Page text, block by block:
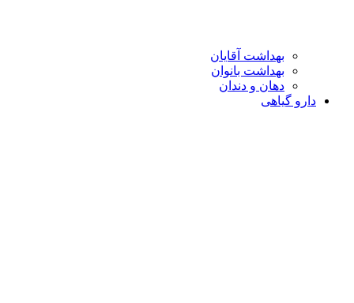
بهداشت آقایان
بهداشت بانوان
دهان و دندان
دارو گیاهی